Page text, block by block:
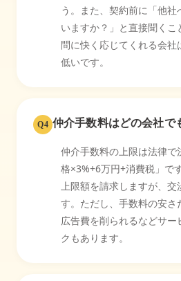
う。また、契約前に「他
いますか？」と直接聞く
問に快く応じてくれる会
低いです。
Q4 仲介手数料はどの会社で
仲介手数料の上限は法律で
格×3%+6万円+消費税」で
上限額を請求しますが、交
す。ただし、手数料の安さ
広告費を削られるなどサー
クもあります。